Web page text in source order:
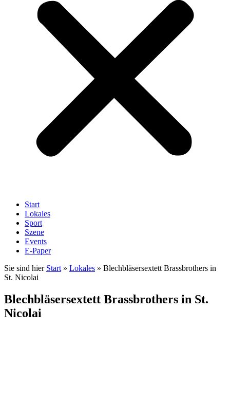
Start
Lokales
Sport
Szene
Events
E-Paper
Sie sind hier Start » Lokales » Blechbläsersextett Brassbrothers in
St. Nicolai
Blechbläsersextett Brassbrothers in St.
Nicolai